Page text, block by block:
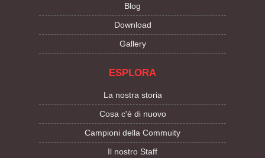
Blog
Download
Gallery
ESPLORA
La nostra storia
Cosa c'è di nuovo
Campioni della Commuity
Il nostro Staff